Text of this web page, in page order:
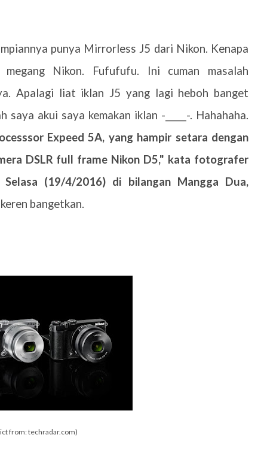
punya Mirrorless J5 dari Nikon. Kenapa
Nikon. Fufufufu. Ini cuman masalah
Apalagi liat iklan J5 yang lagi heboh banget
akui saya kemakan iklan -_____-. Hahahaha.
Expeed 5A, yang hampir setara dengan
DSLR full frame Nikon D5," kata fotografer
(19/4/2016) di bilangan Mangga Dua,
bangetkan.
from: techradar.com)